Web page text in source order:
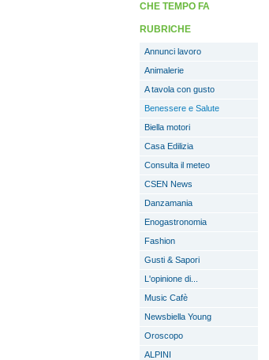
CHE TEMPO FA
RUBRICHE
Annunci lavoro
Animalerie
A tavola con gusto
Benessere e Salute
Biella motori
Casa Edilizia
Consulta il meteo
CSEN News
Danzamania
Enogastronomia
Fashion
Gusti & Sapori
L'opinione di...
Music Cafè
Newsbiella Young
Oroscopo
ALPINI